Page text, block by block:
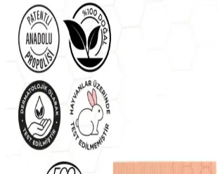
İçin Güvenilir Ağda Seçenekleri
İnci Ağda ailesinin doğal içeriklere sahip çeşitli
tiplerine uygun, hijyenik ve kolay kullanım
çözümler sunar.
La Roche-Posay Vitamin C10
Parlaklığını Artıran Güçlü Bir
La Roche-Posay Vitamin C10 Serum, yüksek
vitamini içerir, cilt tonunu eşitler, parlaklık
belirtilerini azaltır. Hassas ciltler için uygun,